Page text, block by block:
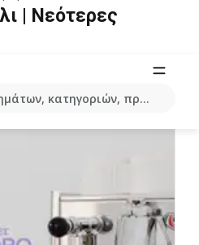
κατηγοριών, προϊόντων...
| Νεότερες